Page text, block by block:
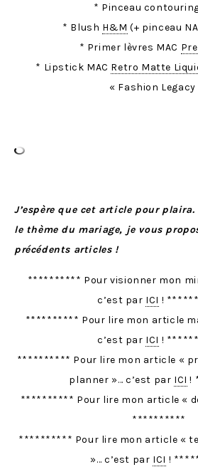
* Pinceau
* Blush H&M (+ pinceau
* Primer lèvres MAC
* Lipstick MAC Retro Matte
« Fashion Legacy
J’espère que cet article pour
le thème du mariage, je vous
précédents articles !
********** Pour visionner mon
c’est par ICI !
********** Pour lire mon article
c’est par ICI !
********** Pour lire mon article «
planner »… c’est par ICI !
********** Pour lire mon article «
**********
********** Pour lire mon article «
»… c’est par ICI !